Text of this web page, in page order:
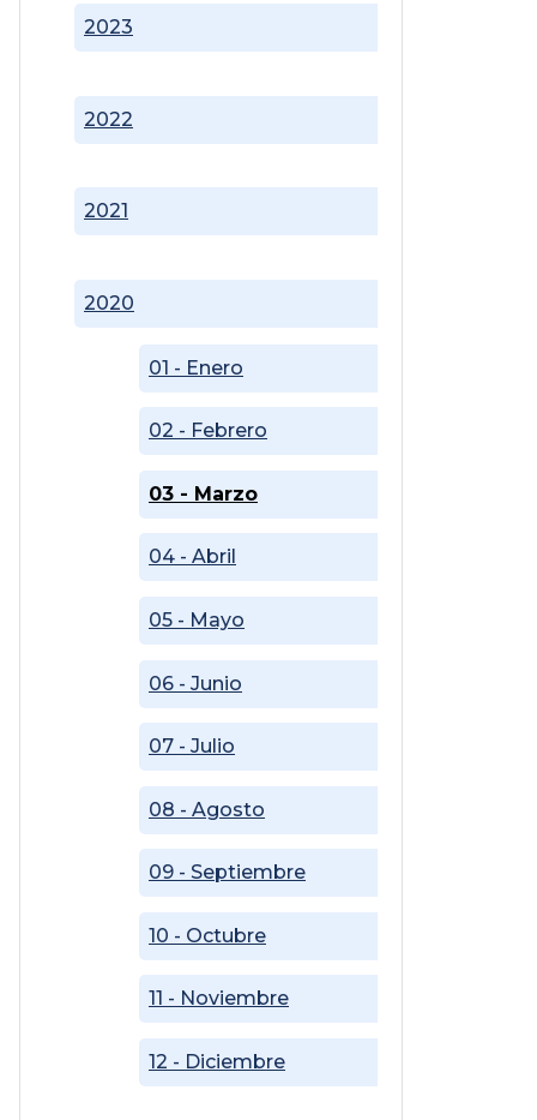
2020
01 - Enero
02 - Febrero
03 - Marzo
04 - Abril
05 - Mayo
06 - Junio
07 - Julio
08 - Agosto
09 - Septiembre
10 - Octubre
11 - Noviembre
12 - Diciembre
2021
2022
2023